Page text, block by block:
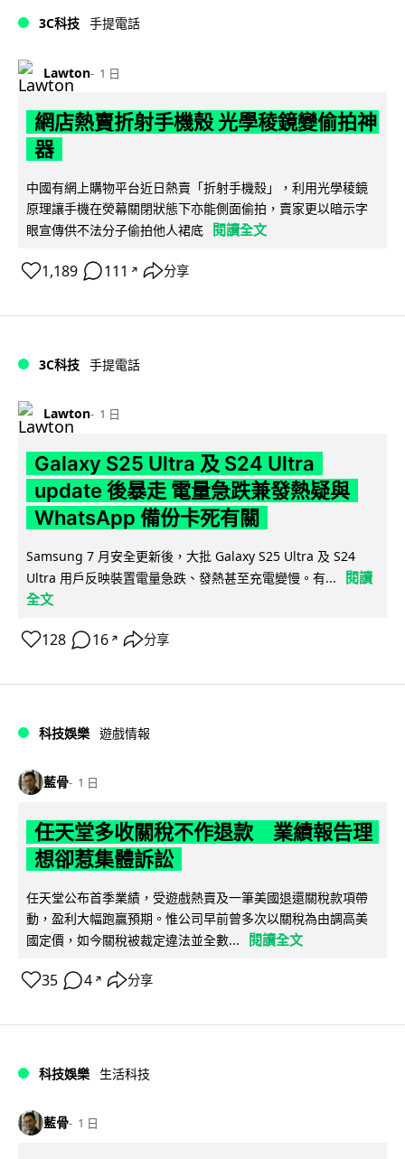
3C科技 手提電話
Lawton 1 日
網店熱賣折射手機殼 光學稜鏡變偷拍神
器
中國有網上購物平台近日熱賣「折射手機殼」，利用光學稜鏡
原理讓手機在熒幕關閉狀態下亦能側面偷拍，賣家更以暗示字
眼宣傳供不法分子偷拍他人裙底
閱讀全文
1,189 111 ↗ 分享
3C科技 手提電話
Lawton 1 日
Galaxy S25 Ultra 及 S24 Ultra
update 後暴走 電量急跌兼發熱疑與
WhatsApp 備份卡死有關
Samsung 7 月安全更新後，大批 Galaxy S25 Ultra 及 S24
Ultra 用戶反映裝置電量急跌、發熱甚至充電變慢。有...
閱讀
全文
128 16 ↗ 分享
科技娛樂 遊戲情報
藍骨 1 日
任天堂多收關稅不作退款 業績報告理
想卻惹集體訴訟
任天堂公布首季業績，受遊戲熱賣及一筆美國退還關稅款項帶
動，盈利大幅跑贏預期。惟公司早前曾多次以關稅為由調高美
國定價，如今關稅被裁定違法並全數...
閱讀全文
35 4 ↗ 分享
科技娛樂 生活科技
藍骨 1 日